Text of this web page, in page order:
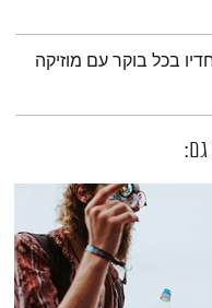
בכל בוקר עם מוזיקה
גם: